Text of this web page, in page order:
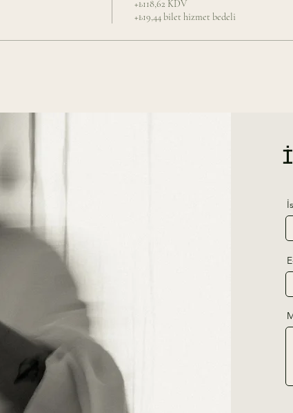
+₺118,62 KDV
+₺19,44 bilet hizmet bedeli